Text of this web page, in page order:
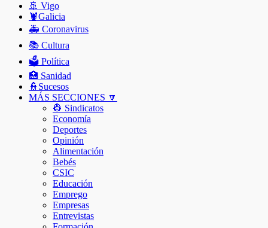
🚢 Vigo
🦞️Galicia
🚑 Coronavirus
📚 Cultura
🗳️ Política
🏥 Sanidad
👮Sucesos
MÁS SECCIONES 🔽
👷 Sindicatos
Economía
Deportes
Opinión
Alimentación
Bebés
CSIC
Educación
Emprego
Empresas
Entrevistas